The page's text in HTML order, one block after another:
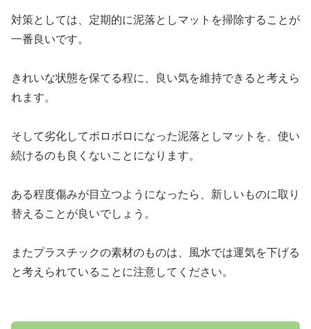
対策としては、定期的に泥落としマットを掃除することが
一番良いです。
きれいな状態を保てる程に、良い気を維持できると考えら
れます。
そして劣化してボロボロになった泥落としマットを、使い
続けるのも良くないことになります。
ある程度傷みが目立つようになったら、新しいものに取り
替えることが良いでしょう。
またプラスチックの素材のものは、風水では運気を下げる
と考えられていることに注意してください。